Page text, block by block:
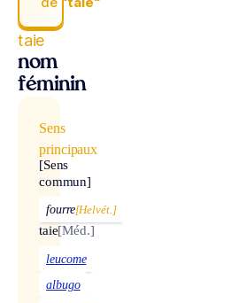
taie
nom
féminin
Sens
principaux
[Sens
commun]
fourre[Helvét.]
taie[Méd.]
leucome
albugo